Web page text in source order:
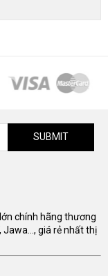
SUBMIT
chính hãng thương
Jawa..., giá rẻ nhất thị